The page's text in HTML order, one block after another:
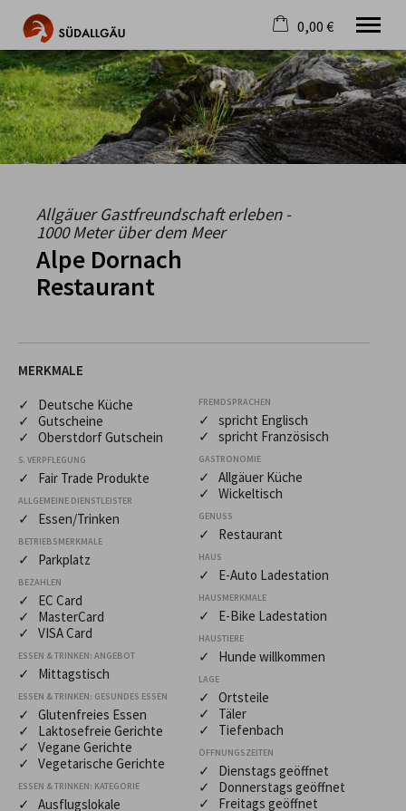
Die schönste Seite im Allgäu
Aktuell
Destination
Gastgeber
Wandern
Mountainbike
Tipps
Jobs
0,00 €
×
Warenkorb ist leer
Allgäuer Gastfreundschaft erleben -
1000 Meter über dem Meer
Alpe Dornach
Restaurant
MERKMALE
✓ Deutsche Küche
✓ Gutscheine
✓ Oberstdorf Gutschein
5. VERPFLEGUNG
✓ Fair Trade Produkte
ALLGEMEINE DIENSTLEISTER
✓ Essen/Trinken
BETRIEBSMERKMALE
✓ Parkplatz
BEZAHLEN
✓ EC Card
✓ MasterCard
✓ VISA Card
ESSEN & TRINKEN: ANGEBOT
✓ Mittagstisch
ESSEN & TRINKEN: GESUNDES ESSEN
✓ Glutenfreies Essen
✓ Laktosefreie Gerichte
✓ Vegane Gerichte
✓ Vegetarische Gerichte
ESSEN & TRINKEN: KATEGORIE
✓ Ausflugslokale
FREMDSPRACHEN
✓ spricht Englisch
✓ spricht Französisch
GASTRONOMIE
✓ Allgäuer Küche
✓ Wickeltisch
GENUSS
✓ Restaurant
HAUS
✓ E-Auto Ladestation
HAUSMERKMALE
✓ E-Bike Ladestation
HAUSTIERE
✓ Hunde willkommen
LAGE
✓ Ortsteile
✓ Täler
✓ Tiefenbach
ÖFFNUNGSZEITEN
✓ Dienstags geöffnet
✓ Donnerstags geöffnet
✓ Freitags geöffnet